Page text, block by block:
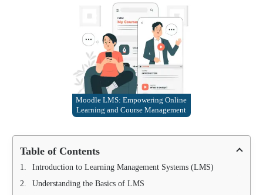
Moodle LMS: Empowering Online
Learning and Course Management
Table of Contents
Introduction to Learning Management Systems (LMS)
Understanding the Basics of LMS